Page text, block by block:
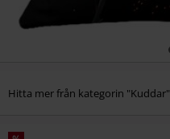
Hitta mer från kategorin "Kuddar"